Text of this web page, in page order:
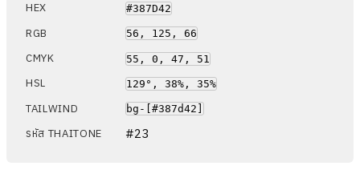
HEX #387D42
RGB 56, 125, 66
CMYK 55, 0, 47, 51
HSL 129°, 38%, 35%
TAILWIND bg-[#387d42]
รหัส THAITONE #23